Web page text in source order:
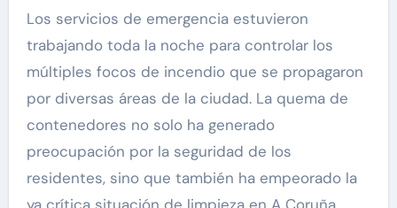
Los servicios de emergencia estuvieron
trabajando toda la noche para controlar los
múltiples focos de incendio que se propagaron
por diversas áreas de la ciudad. La quema de
contenedores no solo ha generado
preocupación por la seguridad de los
residentes, sino que también ha empeorado la